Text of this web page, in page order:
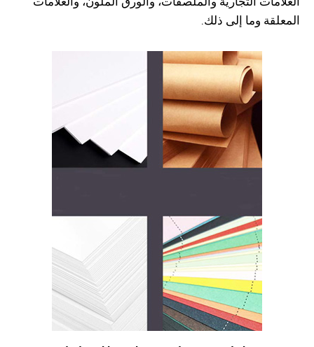
المعلقة وما إلى ذلك.